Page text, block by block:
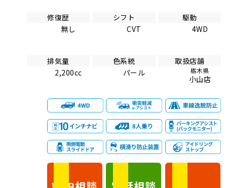
修復歴
無し
シフト
CVT
駆動
4WD
排気量
2,200cc
色系統
パール
取扱店舗
栃木県
小山店